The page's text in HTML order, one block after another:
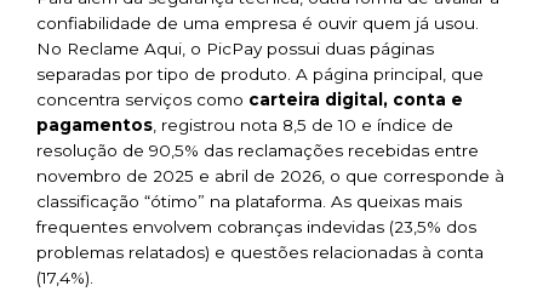
confiabilidade de uma empresa é ouvir quem já usou.
No Reclame Aqui, o PicPay possui duas páginas
separadas por tipo de produto. A página principal, que
concentra serviços como carteira digital, conta e
pagamentos , registrou nota 8,5 de 10 e índice de
resolução de 90,5% das reclamações recebidas entre
novembro de 2025 e abril de 2026, o que corresponde à
classificação “ótimo” na plataforma. As queixas mais
frequentes envolvem cobranças indevidas (23,5% dos
problemas relatados) e questões relacionadas à conta
(17,4%).